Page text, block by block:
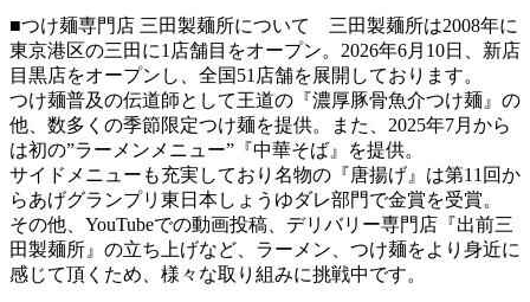
■つけ麺専門店 三田製麺所について 三田製麺所は2008年に
東京港区の三田に1店舗目をオープン。2026年6月10日、新店
目黒店をオープンし、全国51店舗を展開しております。
つけ麺普及の伝道師として王道の『濃厚豚骨魚介つけ麺』の
他、数多くの季節限定つけ麺を提供。また、2025年7月から
は初の”ラーメンメニュー”『中華そば』を提供。
サイドメニューも充実しており名物の『唐揚げ』は第11回か
らあげグランプリ東日本しょうゆダレ部門で金賞を受賞。
その他、YouTubeでの動画投稿、デリバリー専門店『出前三
田製麺所』の立ち上げなど、ラーメン、つけ麺をより身近に
感じて頂くため、様々な取り組みに挑戦中です。